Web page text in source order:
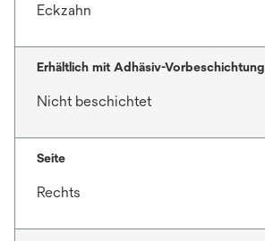
Eckzahn
Erhältlich mit Adhäsiv-Vorbeschichtung
Nicht beschichtet
Seite
Rechts